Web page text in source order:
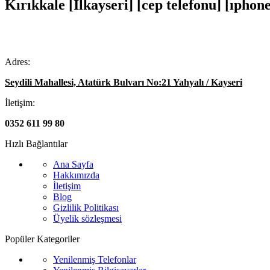
Kırıkkale [İlkayseri] [cep telefonu]
Adres:
Seydili Mahallesi, Atatürk Bulvarı No:21 Yahyalı / Kayseri
İletişim:
0352 611 99 80
Hızlı Bağlantılar
Ana Sayfa
Hakkımızda
İletişim
Blog
Gizlilik Politikası
Üyelik sözleşmesi
Popüler Kategoriler
Yenilenmiş Telefonlar